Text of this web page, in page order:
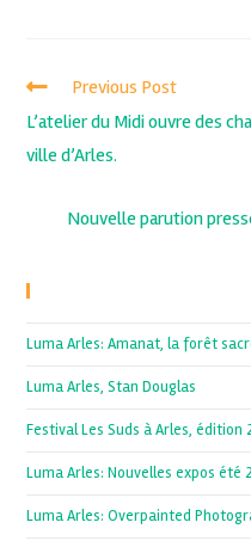
Previous Post
L’atelier du Midi ouvre des
ville d’Arles.
Nouvelle parution
Luma Arles: Amanat, la forêt
Luma Arles, Stan Douglas
Festival Les Suds à Arles, édition
Luma Arles: Nouvelles expos été
Luma Arles: Overpainted